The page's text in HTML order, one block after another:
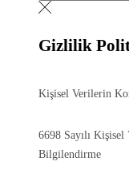
Gizlilik
Kişisel Verilerin
6698 Sayılı
Bilgilendirme